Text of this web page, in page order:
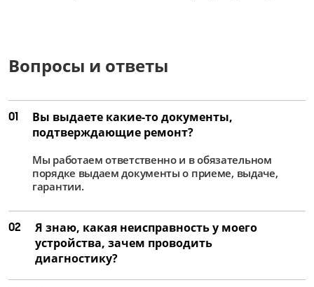
Вопросы и ответы
01
Вы выдаете какие-то документы,
подтверждающие ремонт?
Мы работаем ответственно и в обязательном
порядке выдаем документы о приеме, выдаче,
гарантии.
02
Я знаю, какая неисправность у моего
устройства, зачем проводить
диагностику?